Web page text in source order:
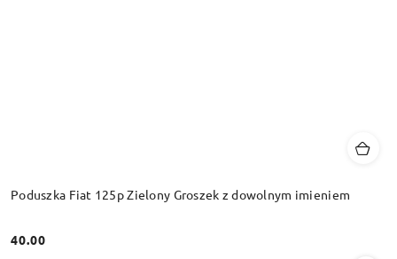
Poduszka Fiat 125p Zielony Groszek z dowolnym imieniem
Cena:
40.00